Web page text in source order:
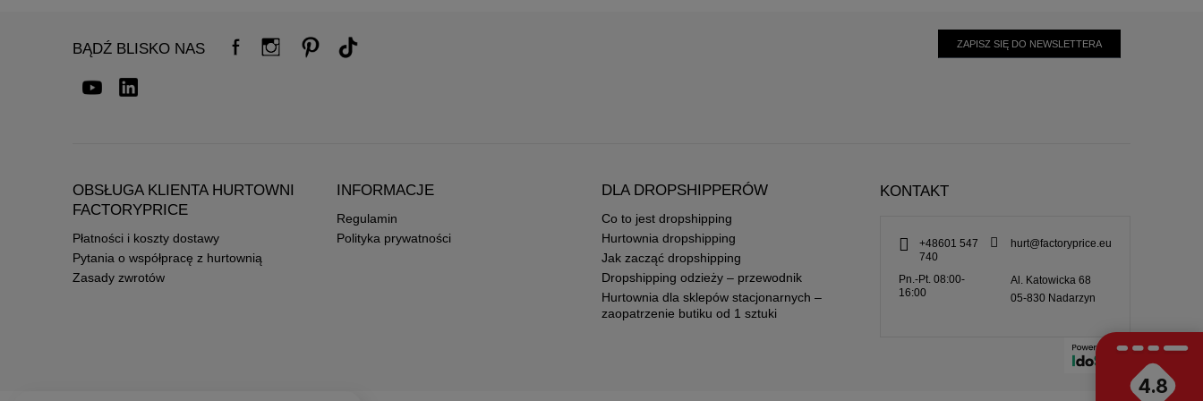
BĄDŹ BLISKO NAS ZAPISZ SIĘ DO NEWSLETTERA
OBSŁUGA KLIENTA HURTOWNI
FACTORYPRICE
Płatności i koszty dostawy
Pytania o współpracę z hurtownią
Zasady zwrotów
INFORMACJE
Regulamin
Polityka prywatności
DLA DROPSHIPPERÓW
Co to jest dropshipping
Hurtownia dropshipping
Jak zacząć dropshipping
Dropshipping odzieży – przewodnik
Hurtownia dla sklepów stacjonarnych –
zaopatrzenie butiku od 1 sztuki
KONTAKT
+48601 547
740
hurt@factoryprice.eu
Pn.-Pt. 08:00-
16:00
Al. Katowicka 68
05-830 Nadarzyn
4.8